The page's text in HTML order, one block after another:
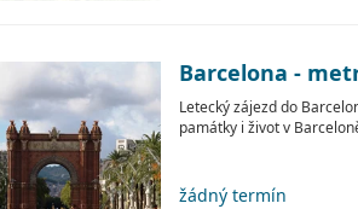
Barcelona -
Letecký zájezd do
památky i život v
žádný termín